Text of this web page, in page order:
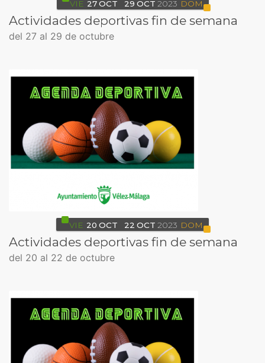
VIE 27 OCT 29 OCT 2023 DOM
Actividades deportivas fin de semana
del 27 al 29 de octubre
VIE 20 OCT 22 OCT 2023 DOM
Actividades deportivas fin de semana
del 20 al 22 de octubre